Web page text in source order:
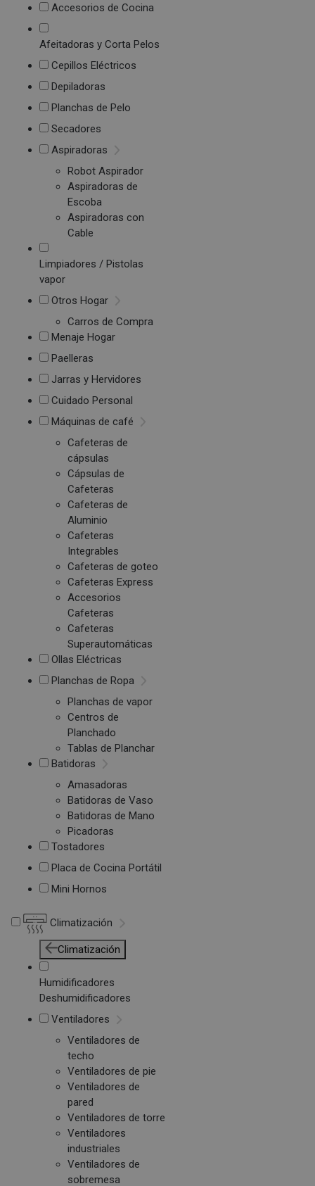
Accesorios de Cocina
Afeitadoras y Corta Pelos
Cepillos Eléctricos
Depiladoras
Planchas de Pelo
Secadores
Aspiradoras
Robot Aspirador
Aspiradoras de
Escoba
Aspiradoras con
Cable
Limpiadores / Pistolas
vapor
Otros Hogar
Carros de Compra
Menaje Hogar
Paelleras
Jarras y Hervidores
Cuidado Personal
Máquinas de café
Cafeteras de
cápsulas
Cápsulas de
Cafeteras
Cafeteras de
Aluminio
Cafeteras
Integrables
Cafeteras de goteo
Cafeteras Express
Accesorios
Cafeteras
Cafeteras
Superautomáticas
Ollas Eléctricas
Planchas de Ropa
Planchas de vapor
Centros de
Planchado
Tablas de Planchar
Batidoras
Amasadoras
Batidoras de Vaso
Batidoras de Mano
Picadoras
Tostadores
Placa de Cocina Portátil
Mini Hornos
Climatización
Climatización
Humidificadores
Deshumidificadores
Ventiladores
Ventiladores de
techo
Ventiladores de pie
Ventiladores de
pared
Ventiladores de torre
Ventiladores
industriales
Ventiladores de
sobremesa